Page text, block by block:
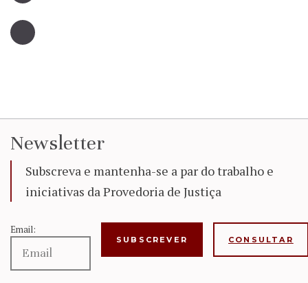
Newsletter
Subscreva e mantenha-se a par do trabalho e
iniciativas da Provedoria de Justiça
Email:
CONSULTAR